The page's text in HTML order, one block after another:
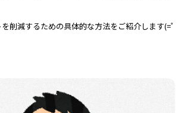
削減するための具体的な方法をご紹介します(=ﾟ